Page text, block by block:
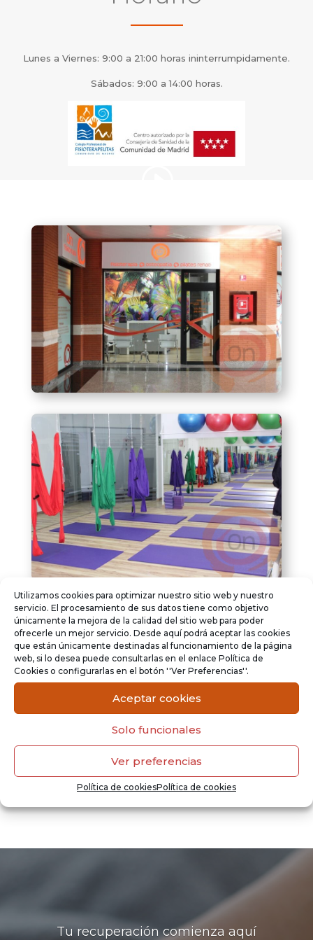
Utilizamos cookies para optimizar nuestro sitio web y nuestro
servicio. El procesamiento de sus datos tiene como objetivo
únicamente la mejora de la calidad del sitio web para poder
ofrecerle un mejor servicio. Desde aquí podrá aceptar las cookies
que están únicamente destinadas al funcionamiento de la página
web, si lo desea puede consultarlas en el enlace Política de
Cookies o configurarlas en el botón ''Ver Preferencias''.
Aceptar cookies
Solo funcionales
Ver preferencias
Política de cookiesPolítica de cookies
Lunes a Viernes: 9:00 a 21:00 horas ininterrumpidamente.
Sábados: 9:00 a 14:00 horas.
"Todo en la vida se manifiesta
a través de energía o
movimiento."
- On Fisioterapia
Tu recuperación comienza aquí